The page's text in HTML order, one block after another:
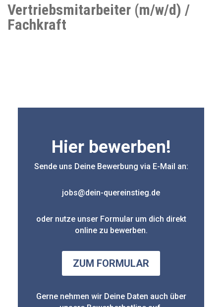
Vertriebsmitarbeiter (m/w/d) /
Fachkraft
Hier bewerben!
Sende uns Deine Bewerbung via E-Mail an:
jobs@dein-quereinstieg.de
oder nutze unser Formular um dich direkt
online zu bewerben.
ZUM FORMULAR
Gerne nehmen wir Deine Daten auch über